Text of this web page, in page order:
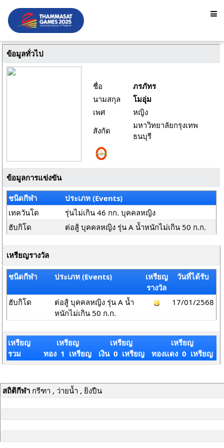
ข้อมูลทั่วไป
ชื่อ
ภรภัทร
นามสกุล
โมอุ่ม
เพศ
หญิง
สังกัด
มหาวิทยาลัยกรุงเทพ
ธนบุรี
ข้อมูลการแข่งขัน
ชนิดกีฬา
ประเภท (Events)
เทควันโด
รุ่นไม่เกิน 46 กก. บุคคลหญิง
ฮับกิโด
ต่อสู้ บุคคลหญิง รุ่น A น้ำหนักไม่เกิน 50 ก.ก.
เหรียญรางวัล
ชนิดกีฬา ประเภท (Events)
เหรียญ
รางวัล
วันที่ได้รับ
ฮับกิโด
ต่อสู้ บุคคลหญิง รุ่น A น้ำ
หนักไม่เกิน 50 ก.ก.
17/01/2568
เหรียญ
รวม
เหรียญ
ทอง 1 เหรียญ
เหรียญ
เงิน 0 เหรียญ
เหรียญ
ทองแดง 0 เหรียญ
สถิติกีฬากรีฑา , ว่ายน้ำ , ยิงปืน